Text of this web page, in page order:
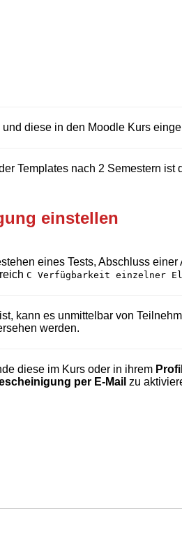
diese in den Moodle Kurs
Templates nach 2 Semestern
einstellen
eines Tests, Abschluss
C Verfügbarkeit einzelner
kann es unmittelbar von
werden.
diese im Kurs oder in ihrem
per E-Mail zu